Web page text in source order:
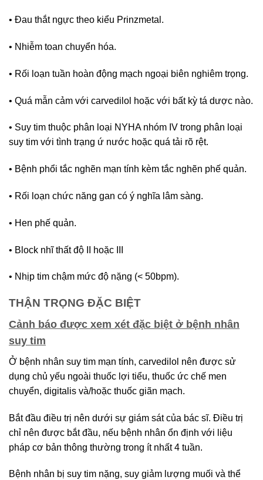
• Đau thắt ngực theo kiểu Prinzmetal.
• Nhiễm toan chuyển hóa.
• Rối loạn tuần hoàn động mạch ngoại biên nghiêm trọng.
• Quá mẫn cảm với carvedilol hoặc với bất kỳ tá dược nào.
• Suy tim thuộc phân loại NYHA nhóm IV trong phân loại
suy tim với tình trạng ứ nước hoặc quá tải rõ rệt.
• Bệnh phổi tắc nghẽn mạn tính kèm tắc nghẽn phế quản.
• Rối loạn chức năng gan có ý nghĩa lâm sàng.
• Hen phế quản.
• Block nhĩ thất độ II hoặc III
• Nhịp tim chậm mức độ nặng (< 50bpm).
THẬN TRỌNG ĐẶC BIỆT
Cảnh báo được xem xét đặc biệt ở bệnh nhân
suy tim
Ở bệnh nhân suy tim mạn tính, carvedilol nên được sử
dụng chủ yếu ngoài thuốc lợi tiểu, thuốc ức chế men
chuyển, digitalis và/hoặc thuốc giãn mạch.
Bắt đầu điều trị nên dưới sự giám sát của bác sĩ. Điều trị
chỉ nên được bắt đầu, nếu bệnh nhân ổn định với liệu
pháp cơ bản thông thường trong ít nhất 4 tuần.
Bệnh nhân bị suy tim nặng, suy giảm lượng muối và thể